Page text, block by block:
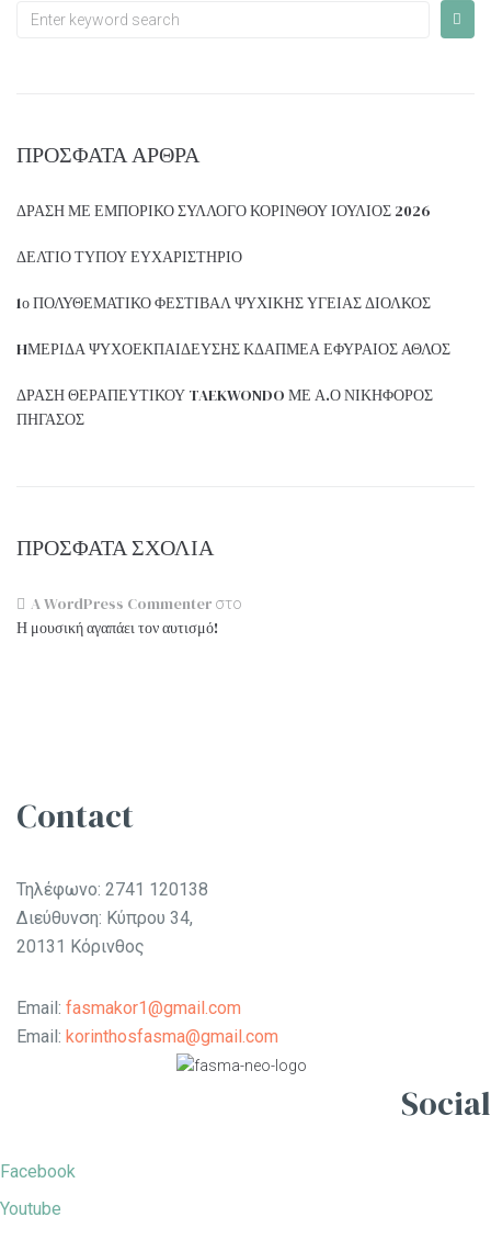
ΠΡΌΣΦΑΤΑ ΆΡΘΡΑ
ΔΡΑΣΗ ΜΕ ΕΜΠΟΡΙΚΟ ΣΥΛΛΟΓΟ ΚΟΡΙΝΘΟΥ ΙΟΥΛΙΟΣ 2026
ΔΕΛΤΙΟ ΤΥΠΟΥ ΕΥΧΑΡΙΣΤΗΡΙΟ
1ο ΠΟΛΥΘΕΜΑΤΙΚΟ ΦΕΣΤΙΒΑΛ ΨΥΧΙΚΗΣ ΥΓΕΙΑΣ ΔΙΟΛΚΟΣ
HΜΕΡΙΔΑ ΨΥΧΟΕΚΠΑΙΔΕΥΣΗΣ ΚΔΑΠΜΕΑ ΕΦΥΡΑΙΟΣ ΑΘΛΟΣ
ΔΡΑΣΗ ΘΕΡΑΠΕΥΤΙΚΟΥ TAEKWONDO ΜΕ Α.Ο ΝΙΚΗΦΟΡΟΣ
ΠΗΓΑΣΟΣ
ΠΡΌΣΦΑΤΑ ΣΧΌΛΙΑ
A WordPress Commenter στο
Η μουσική αγαπάει τον αυτισμό!
Contact
Τηλέφωνο: 2741 120138
Διεύθυνση: Κύπρου 34,
20131 Κόρινθος
Email: fasmakor1@gmail.com
Email: korinthosfasma@gmail.com
Social
Facebook
Youtube